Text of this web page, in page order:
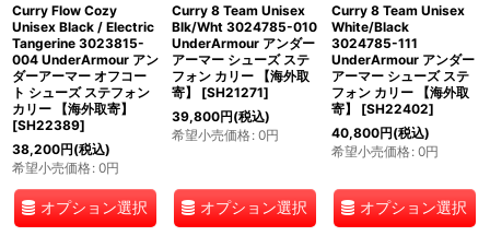
Curry Flow Cozy
Unisex Black / Electric
Tangerine 3023815-
004 UnderArmour アン
ダーアーマー オフコー
ト シューズ ステフォン
カリー 【海外取寄】
[SH22389]
38,200円(税込)
希望小売価格: 0円
オプション選択
Curry 8 Team Unisex
Blk/Wht 3024785-010
UnderArmour アンダー
アーマー シューズ ステ
フォン カリー 【海外取
寄】
[SH21271]
39,800円(税込)
希望小売価格: 0円
オプション選択
Curry 8 Team Unisex
White/Black
3024785-111
UnderArmour アンダー
アーマー シューズ ステ
フォン カリー 【海外取
寄】
[SH22402]
40,800円(税込)
希望小売価格: 0円
オプション選択